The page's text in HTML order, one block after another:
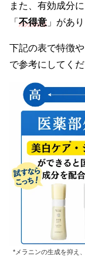
また、有効成分
「 不得意 」があり
下記の表で特徴
で参考にしてく
*メラニンの生成を抑え